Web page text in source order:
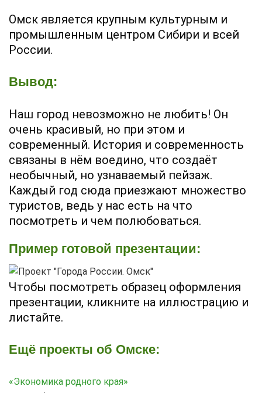
Омск является крупным культурным и
промышленным центром Сибири и всей
России.
Вывод:
Наш город невозможно не любить! Он
очень красивый, но при этом и
современный. История и современность
связаны в нём воедино, что создаёт
необычный, но узнаваемый пейзаж.
Каждый год сюда приезжают множество
туристов, ведь у нас есть на что
посмотреть и чем полюбоваться.
Пример готовой презентации:
Чтобы посмотреть образец оформления
презентации, кликните на иллюстрацию и
листайте.
Ещё проекты об Омске:
«Экономика родного края»